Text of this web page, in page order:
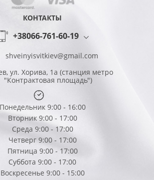
КОНТАКТЫ
+38066-761-60-19
shveinyisvitkiev@gmail.com
ул. Хорива, 1а (станция метро
"Контрактовая площадь")
Понедельник 9:00 - 16:00
Вторник 9:00 - 17:00
Среда 9:00 - 17:00
Четверг 9:00 - 17:00
Пятница 9:00 - 17:00
Суббота 9:00 - 17:00
Воскресенье 9:00 - 15:00